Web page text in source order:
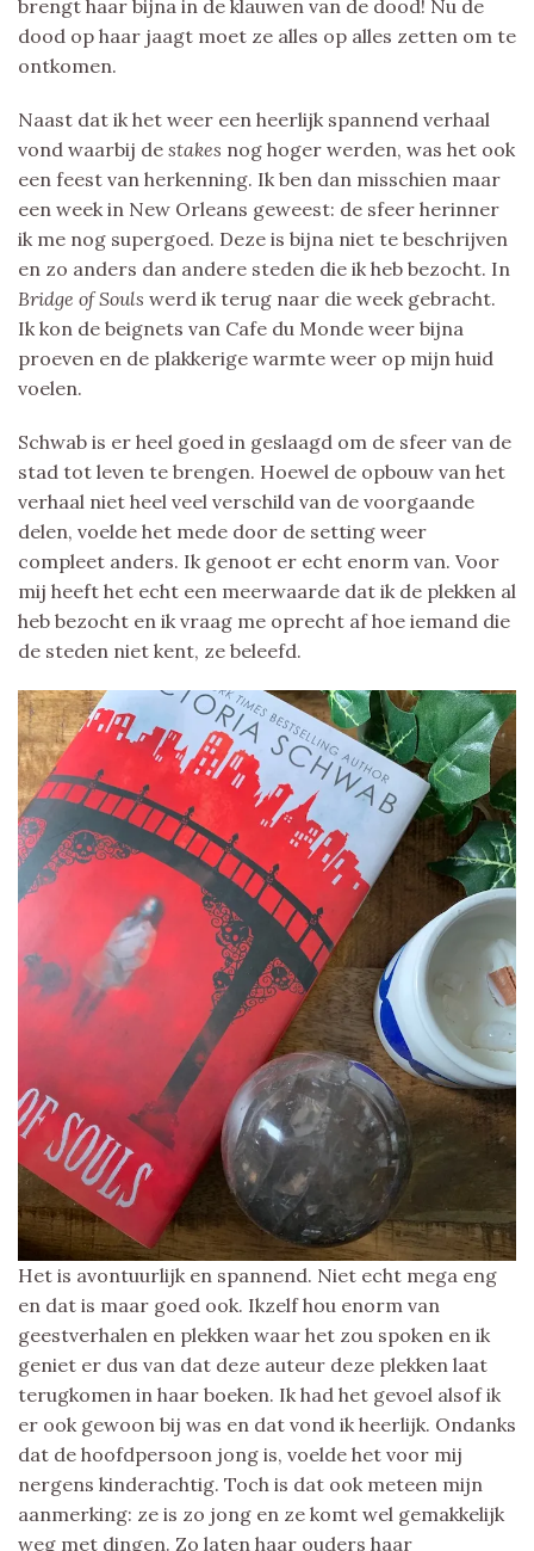
brengt haar bijna in de klauwen van de dood! Nu de
dood op haar jaagt moet ze alles op alles zetten om te
ontkomen.
Naast dat ik het weer een heerlijk spannend verhaal
vond waarbij de stakes nog hoger werden, was het ook
een feest van herkenning. Ik ben dan misschien maar
een week in New Orleans geweest: de sfeer herinner
ik me nog supergoed. Deze is bijna niet te beschrijven
en zo anders dan andere steden die ik heb bezocht. In
Bridge of Souls werd ik terug naar die week gebracht.
Ik kon de beignets van Cafe du Monde weer bijna
proeven en de plakkerige warmte weer op mijn huid
voelen.
Schwab is er heel goed in geslaagd om de sfeer van de
stad tot leven te brengen. Hoewel de opbouw van het
verhaal niet heel veel verschild van de voorgaande
delen, voelde het mede door de setting weer
compleet anders. Ik genoot er echt enorm van. Voor
mij heeft het echt een meerwaarde dat ik de plekken al
heb bezocht en ik vraag me oprecht af hoe iemand die
de steden niet kent, ze beleefd.
Het is avontuurlijk en spannend. Niet echt mega eng
en dat is maar goed ook. Ikzelf hou enorm van
geestverhalen en plekken waar het zou spoken en ik
geniet er dus van dat deze auteur deze plekken laat
terugkomen in haar boeken. Ik had het gevoel alsof ik
er ook gewoon bij was en dat vond ik heerlijk. Ondanks
dat de hoofdpersoon jong is, voelde het voor mij
nergens kinderachtig. Toch is dat ook meteen mijn
aanmerking: ze is zo jong en ze komt wel gemakkelijk
weg met dingen. Zo laten haar ouders haar